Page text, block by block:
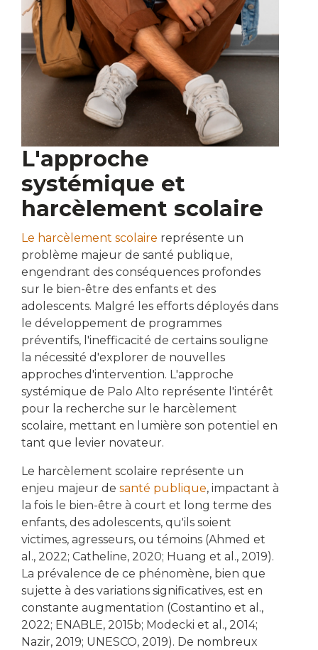
L'approche
systémique et
harcèlement scolaire
Le harcèlement scolaire représente un
problème majeur de santé publique,
engendrant des conséquences profondes
sur le bien-être des enfants et des
adolescents. Malgré les efforts déployés dans
le développement de programmes
préventifs, l'inefficacité de certains souligne
la nécessité d'explorer de nouvelles
approches d'intervention. L'approche
systémique de Palo Alto représente l'intérêt
pour la recherche sur le harcèlement
scolaire, mettant en lumière son potentiel en
tant que levier novateur.
Le harcèlement scolaire représente un
enjeu majeur de santé publique, impactant à
la fois le bien-être à court et long terme des
enfants, des adolescents, qu'ils soient
victimes, agresseurs, ou témoins (Ahmed et
al., 2022; Catheline, 2020; Huang et al., 2019).
La prévalence de ce phénomène, bien que
sujette à des variations significatives, est en
constante augmentation (Costantino et al.,
2022; ENABLE, 2015b; Modecki et al., 2014;
Nazir, 2019; UNESCO, 2019). De nombreux